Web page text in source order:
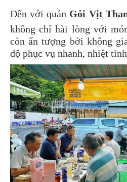
Đến với quán Gỏi Vịt
không chỉ hài lòng với
còn ấn tượng bởi không
độ phục vụ nhanh, nhiệt